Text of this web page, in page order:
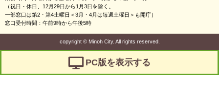
（祝日・休日、12月29日から1月3日を除く。
一部窓口は第2・第4土曜日＜3月・4月は毎週土曜日＞も開庁）
窓口受付時間：午前9時から午後5時
copyright ©Minoh City. All rights reserved.
PC版を表示する